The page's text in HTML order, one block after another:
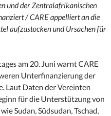
und der Zentralafrikanischen
/ CARE appelliert an die
aufzustocken und Ursachen für
am 20. Juni warnt CARE
Unterfinanzierung der
Laut Daten der Vereinten
für die Unterstützung von
Sudan, Südsudan, Tschad,